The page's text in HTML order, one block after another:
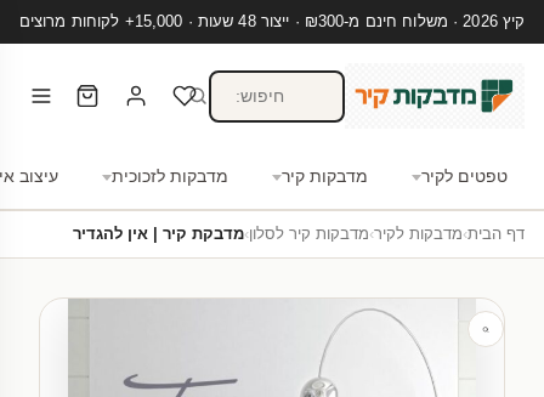
קיץ 2026 · משלוח חינם מ-₪300 · ייצור 48 שעות · 15,000+ לקוחות מרוצים
טפטים לקיר מדבקות קיר מדבקות לזכוכית עיצוב
דף הבית›מדבקות לקיר›מדבקות קיר לסלון›מדבקת קיר | אין להגדיר